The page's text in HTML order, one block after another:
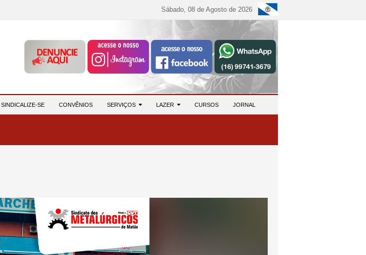
Sábado, 08 de Agosto de 2026
SINDICALIZE-SE CONVÊNIOS SERVIÇOS LAZER CURSOS JORNAL